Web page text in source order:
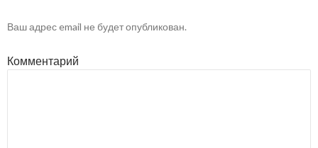
Ваш адрес email не будет опубликован.
Комментарий